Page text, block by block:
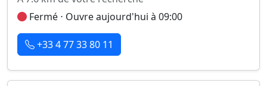
Fermé ⋅ Ouvre aujourd'hui à 09:00
+33 4 77 33 80 11